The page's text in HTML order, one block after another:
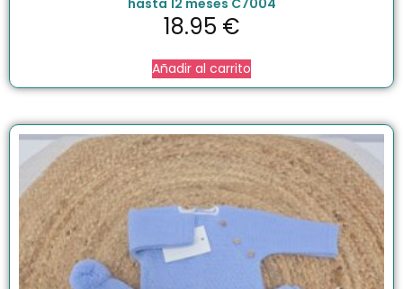
hasta 12 meses C7004
18.95 €
Añadir al carrito